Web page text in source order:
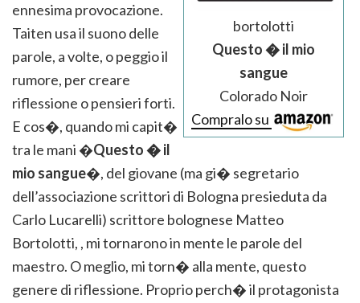
bortolotti
Questo � il mio
sangue
Colorado Noir
Compralo su
ennesima provocazione.
Taiten usa il suono delle
parole, a volte, o peggio il
rumore, per creare
riflessione o pensieri forti.
E cos�, quando mi capit�
tra le mani �Questo � il
mio sangue�, del giovane (ma gi� segretario
dell’associazione scrittori di Bologna presieduta da
Carlo Lucarelli) scrittore bolognese Matteo
Bortolotti, , mi tornarono in mente le parole del
maestro. O meglio, mi torn� alla mente, questo
genere di riflessione. Proprio perch� il protagonista